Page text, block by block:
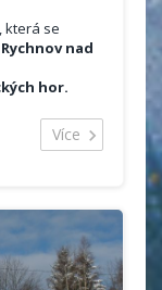
která se
Rychnov nad
hor.
ložnicích.
ložnice
kout,
Více